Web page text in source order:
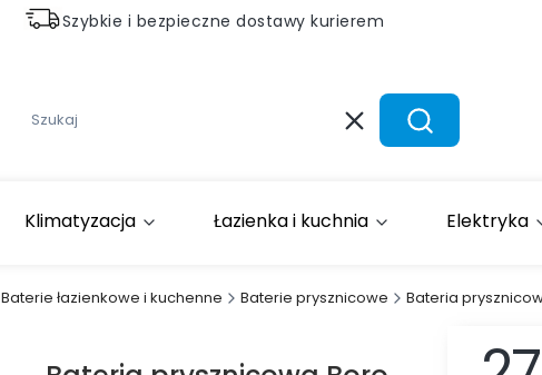
Szybkie i bezpieczne dostawy kurierem
WyczyśćSzukaj
Klimatyzacja Łazienka i kuchnia Elektryka
Baterie łazienkowe i kuchenne Baterie prysznicowe Bateria